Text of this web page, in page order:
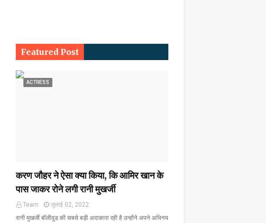
Featured Post
ACTRESS
करण जौहर ने ऐसा क्या किया, कि आमिर खान के
पास जाकर रोने लगी रानी मुखर्जी
Team
जुलाई 02, 2022
रानी मुखर्जी बॉलीवुड की सबसे बड़ी अदाकारा रही है उन्होंने अपने अभिनय